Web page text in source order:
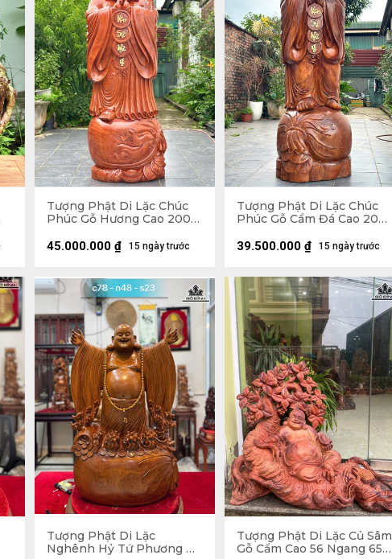
Tượng Phật Di Lặc Chúc
Phúc Gỗ Hương Cao 200
15 ngày trước
45.000.000 ₫
Tượng Phật Di Lặc Chúc
Phúc Gỗ Cẩm Đá Cao 200
15 ngày trước
39.500.000 ₫
Tượng Phật Di Lặc
Nghênh Hỷ Tứ Phương Gỗ
Tượng Phật Di Lặc Củ Sâm
Gỗ Cẩm Cao 56 Ngang 65